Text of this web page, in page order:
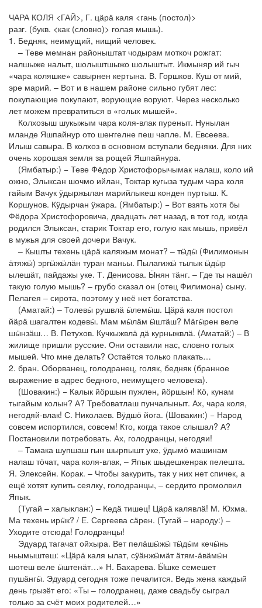
ЧАРА КОЛЯ <ГАЙ>, Г. цӓрӓ каля <гань (постол)>
разг. (букв. <как (словно)> голая мышь).
1. Бедняк, неимущий, нищий человек.
– Теве мемнан районыштат чодырам моткоч рожгат:
налшыже налыт, шолыштшыжо шолыштыт. Икмыняр ий гыч
«чара коляшке» савырнен кертына. В. Горшков. Куш от мий,
эре марий. – Вот и в нашем районе сильно губят лес:
покупающие покупают, ворующие воруют. Через несколько
лет можем превратиться в «голых мышей».
Колхозыш шукыжым чара коля-влак пуреныт. Нунылан
мланде Яшпайнур ото шеҥгелне пеш чапле. М. Евсеева.
Илыш савыра. В колхоз в основном вступали бедняки. Для них
очень хорошая земля за рощей Яшпайнура.
(Ямбатыр:) − Теве Фёдор Христофорычымак налаш, коло ий
ожно, Элыксан шочмо ийлан, Токтар кугыза тудым чара коля
гайым Вачук ӱдыржылан марийлыкеш конден пуртыш. К.
Коршунов. Кӱдырчан ӱжара. (Ямбатыр:) − Вот взять хотя бы
Фёдора Христофоровича, двадцать лет назад, в тот год, когда
родился Элыксан, старик Токтар его, голую как мышь, привёл
в мужья для своей дочери Вачук.
– Кышты техень цӓрӓ каляжым монат? – тӹдӹ (Филимонын
ӓтяжӹ) эргӹжӹлӓн туран маньы. Пылагижӹ тылык ӹдӹр
ылешӓт, пайдажы уке. Т. Денисова. Ӹнян тӓнг. – Где ты нашёл
такую голую мышь? – грубо сказал он (отец Филимона) сыну.
Пелагея – сирота, поэтому у неё нет богатства.
(Аматай:) – Толевӹ рушвлӓ ӹлемӹш. Цӓрӓ каля постол
йӓрӓ шагалтен кодевӹ. Мам мӹлӓм ӹштӓш? Мӓгӹрен веле
шӹнзӓш… В. Петухов. Кучкыжвлӓ дӓ курныжвлӓ. (Аматай:) – В
жилище пришли русские. Они оставили нас, словно голых
мышей. Что мне делать? Остаётся только плакать…
2. бран. Оборванец, голодранец, голяк, бедняк (бранное
выражение в адрес бедного, неимущего человека).
(Шовакин:) − Калык йӧршын пужлен, йӧршын! Кӧ, кунам
тыгайым колын? А? Требоватлаш пунчалыныт. Ах, чара коля,
негодяй-влак! С. Николаев. Вӱдшӧ йога. (Шовакин:) − Народ
совсем испортился, совсем! Кто, когда такое слышал? А?
Постановили потребовать. Ах, голодранцы, негодяи!
– Тамака шупшаш гын шырпышт уке, ӱдымӧ машинам
налаш тӧчат, чара коля-влак, – Япык шыдешкенрак пелешта.
Я. Элексейн. Корак. – Чтобы закурить, так у них нет спичек, а
ещё хотят купить сеялку, голодранцы, – сердито промолвил
Япык.
(Тугай – халыклан:) – Кедӓ тишец! Цӓрӓ калявлӓ! М. Юхма.
Ма техень ирӹк? / Е. Сергеева сӓрен. (Тугай – народу:) –
Уходите отсюда! Голодранцы!
Эдуард тагачат ойхыра. Вет пелӓшӹжӹ тӹдӹм кечӹнь
ньымыштеш: «Цӓрӓ каля ылат, сӱӓнжӹмӓт ӓтям-ӓвӓмӹн
шотеш веле ӹштенӓт…» Н. Бахарева. Ӹшке семешет
пушӓнгӹ. Эдуард сегодня тоже печалится. Ведь жена каждый
день грызёт его: «Ты – голодранец, даже свадьбу сыграл
только за счёт моих родителей…»